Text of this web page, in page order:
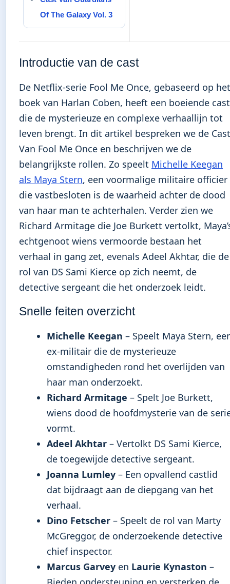
Of The Galaxy Vol. 3
Introductie van de cast
De Netflix-serie Fool Me Once, gebaseerd op het
boek van Harlan Coben, heeft een boeiende cast
die de mysterieuze en complexe verhaallijn tot
leven brengt. In dit artikel bespreken we de Cast
Van Fool Me Once en beschrijven we de
belangrijkste rollen. Zo speelt Michelle Keegan
als Maya Stern, een voormalige militaire officier
die vastbesloten is de waarheid achter de dood
van haar man te achterhalen. Verder zien we
Richard Armitage die Joe Burkett vertolkt,
echtgenoot wiens vermoorde bestaan het
verhaal in gang zet, evenals Adeel Akhtar, die de
rol van DS Sami Kierce op zich neemt, de
detective sergeant die het onderzoek leidt.
Snelle feiten overzicht
Michelle Keegan – Speelt Maya Stern,
ex-militair die de mysterieuze
omstandigheden rond het overlijden van
haar man onderzoekt.
Richard Armitage – Spelt Joe Burkett,
wiens dood de hoofdmysterie van de
vormt.
Adeel Akhtar – Vertolkt DS Sami Kierce,
de toegewijde detective sergeant.
Joanna Lumley – Een opvallend castlid
dat bijdraagt aan de diepgang van het
verhaal.
Dino Fetscher – Speelt de rol van Marty
McGreggor, de onderzoekende detective
chief inspector.
Marcus Garvey en Laurie Kynaston –